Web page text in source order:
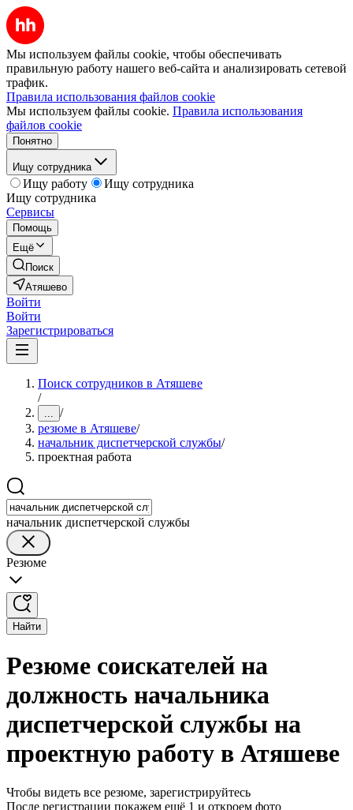
Мы используем файлы cookie, чтобы обеспечивать
правильную работу нашего веб-сайта и анализировать сетевой
трафик.
Правила использования файлов cookie
Мы используем файлы cookie. Правила использования
файлов cookie
Понятно
Ищу сотрудника
Ищу работу
Ищу сотрудника
Ищу сотрудника
Сервисы
Помощь
Ещё
Поиск
Атяшево
Войти
Войти
Зарегистрироваться
Поиск сотрудников в Атяшеве
/
... /
резюме в Атяшеве/
начальник диспетчерской службы/
проектная работа
начальник диспетчерской службы
Резюме
Найти
Резюме соискателей на
должность начальника
диспетчерской службы на
проектную работу в Атяшеве
Чтобы видеть все резюме, зарегистрируйтесь
После регистрации покажем ещё 1 и откроем фото